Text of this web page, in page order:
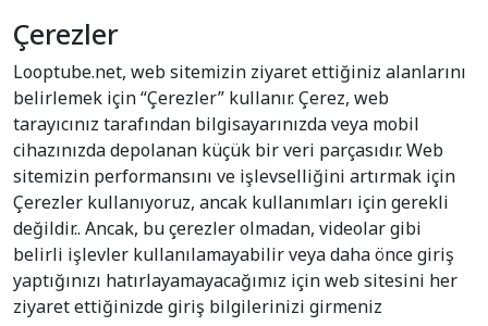
Çerezler
Looptube.net, web sitemizin ziyaret ettiğiniz alanlarını
belirlemek için “Çerezler” kullanır. Çerez, web
tarayıcınız tarafından bilgisayarınızda veya mobil
cihazınızda depolanan küçük bir veri parçasıdır. Web
sitemizin performansını ve işlevselliğini artırmak için
Çerezler kullanıyoruz, ancak kullanımları için gerekli
değildir.. Ancak, bu çerezler olmadan, videolar gibi
belirli işlevler kullanılamayabilir veya daha önce giriş
yaptığınızı hatırlayamayacağımız için web sitesini her
ziyaret ettiğinizde giriş bilgilerinizi girmeniz